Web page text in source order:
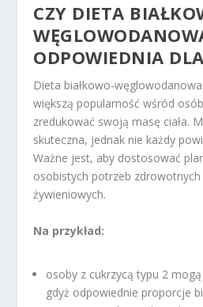
CZY DIETA
ODPOWIEDNIA
Dieta białkowo-
większą popularność wśród
zredukować swoją masę ciała.
skuteczna, jednak nie każdy
Ważne jest, aby dostosować
osobistych potrzeb
żywieniowych.
Na przykład:
osoby z cukrzycą typu 2
gdyż odpowiednie proporcje